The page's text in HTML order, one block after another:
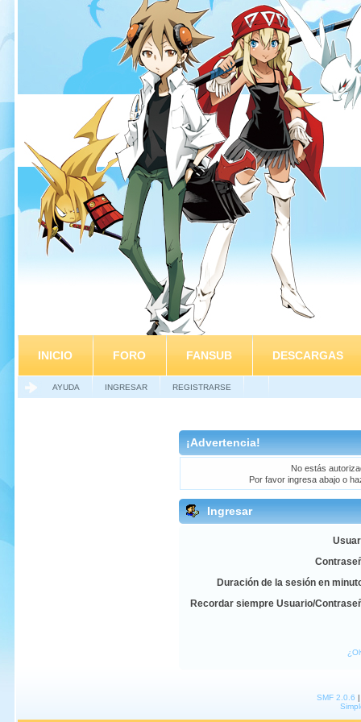
INICIO FORO FANSUB DESCARGAS
AYUDA INGRESAR REGISTRARSE
¡Advertencia!
No estás
Por favor ingresa abajo o
Ingresar
Duración de la sesión en
Recordar siempre Usuario/
SMF 2.0.6